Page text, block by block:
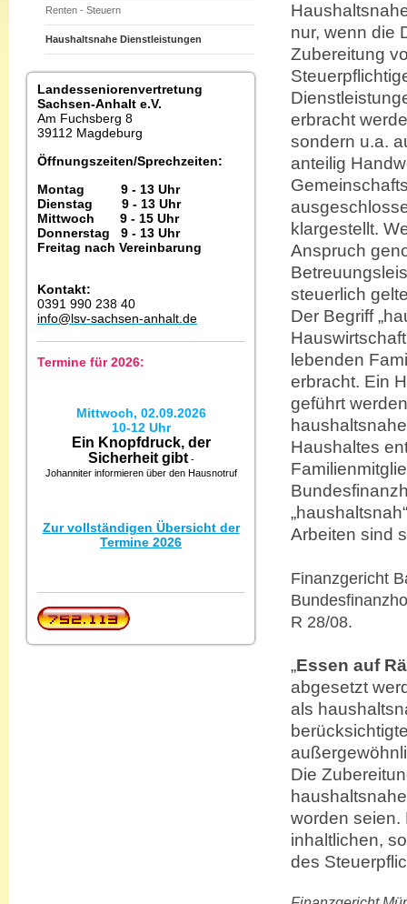
Renten - Steuern
Haushaltsnahe Dienstleistungen
Landesseniorenvertretung
Sachsen-Anhalt e.V.
Am Fuchsberg 8
39112 Magdeburg
Öffnungszeiten/Sprechzeiten:
Montag 9 - 13 Uhr
Dienstag 9 - 13 Uhr
Mittwoch 9 - 15 Uhr
Donnerstag 9 - 13 Uhr
Freitag nach Vereinbarung
Kontakt:
0391 990 238 40
info@lsv-sachsen-anhalt.de
Termine für 2026:
Mittwoch, 02.09.2026
10-12 Uhr
Ein Knopfdruck, der
Sicherheit gibt-
Johanniter informieren über den Hausnotruf
Zur vollständigen Übersicht der
Termine 2026
nur, wenn die
Zubereitung
erbracht
sondern u.a.
anteilig
klargestellt.
Anspruch
steuerlich
Der Begriff
lebenden
erbracht. Ein
geführt
Haushaltes
Arbeiten sind
Finanzgericht
R 28/08.
„Essen auf
abgesetzt
als
Die
worden seien.
inhaltlichen,
des